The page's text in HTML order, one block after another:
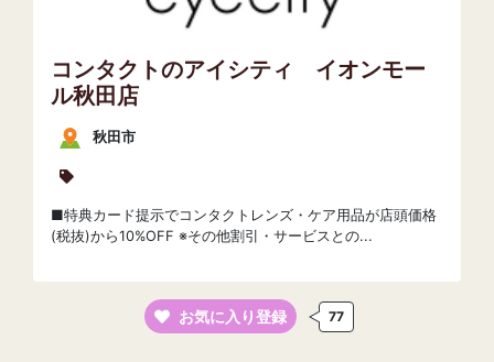
コンタクトのアイシティ イオンモー
ル秋田店
秋田市
■特典カード提示でコンタクトレンズ・ケア用品が店頭価格
(税抜)から10%OFF ※その他割引・サービスとの...
お気に入り登録 77